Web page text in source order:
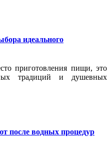
идеального
приготовления пищи, это
традиций и душевных
после водных процедур